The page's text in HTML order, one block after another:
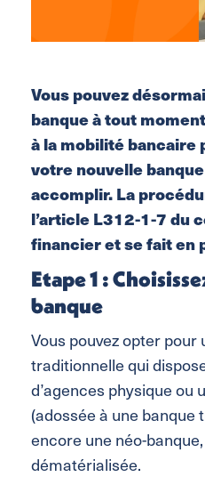
Vous pouvez
banque à tout
à la mobilité bancaire
votre nouvelle
accomplir. La
l’article L312-1-7 du
financier et se fait en
Etape 1 :
banque
Vous pouvez opter pour
traditionnelle qui
d’agences physique ou
(adossée à une banque
encore une néo-
dématérialisée.